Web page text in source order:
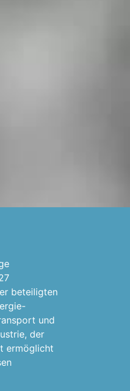
beteiligten
und
der
ermöglicht